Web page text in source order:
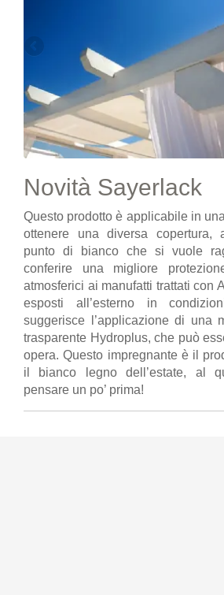
Novità Sayerlack
Questo prodotto è applicabile in
ottenere una diversa copertura,
punto di bianco che si vuole
conferire una migliore
atmosferici ai manufatti trattati con
esposti all’esterno in
suggerisce l’applicazione di una
trasparente Hydroplus, che può
opera. Questo impregnante è il
il bianco legno dell’estate, al
pensare un po’ prima!